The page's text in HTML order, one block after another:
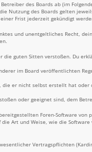
des Boards ab (im
Nutzung des Boards gelten
Frist jederzeit gekündigt
und unentgeltliches Recht,
guten Sitten verstoßen. Du
im Board veröffentlichten
er nicht selbst erstellt hat
oder geeignet sind, dem
bereitgestellten Foren-Software von
Art und Weise, wie die
Vertragspflichten